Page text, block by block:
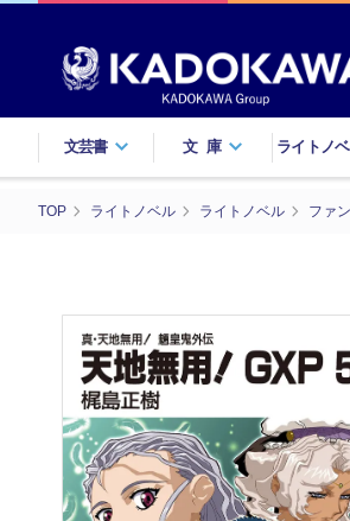
文芸書 文庫 ライトノ
TOP ライトノベル ライトノベル ファ